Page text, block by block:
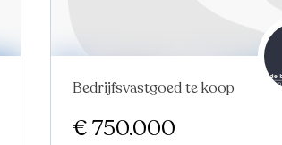
Bedrijfsvastgoed te koop
€ 750.000